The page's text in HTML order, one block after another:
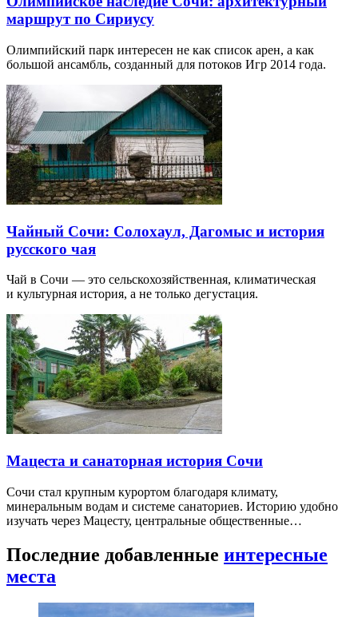
маршрут по Сириусу
Олимпийский парк интересен не как список арен, а как
большой ансамбль, созданный для потоков Игр 2014 года.
Чайный Сочи: Солохаул, Дагомыс и история
русского чая
Чай в Сочи — это сельскохозяйственная, климатическая
и культурная история, а не только дегустация.
Мацеста и санаторная история Сочи
Сочи стал крупным курортом благодаря климату,
минеральным водам и системе санаториев. Историю удобно
изучать через Мацесту, центральные общественные…
Последние добавленные интересные
места